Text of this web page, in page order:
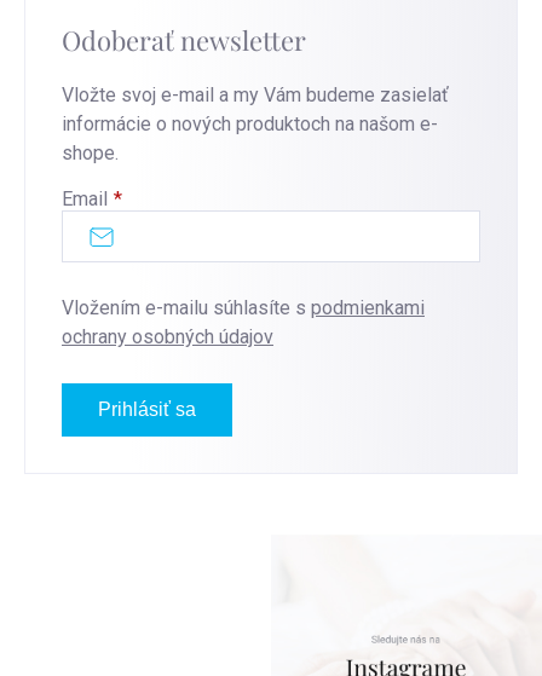
Odoberať newsletter
Vložte svoj e-mail a my Vám budeme zasielať
informácie o nových produktoch na našom e-
shope.
Email
Vložením e-mailu súhlasíte s podmienkami
ochrany osobných údajov
Prihlásiť sa